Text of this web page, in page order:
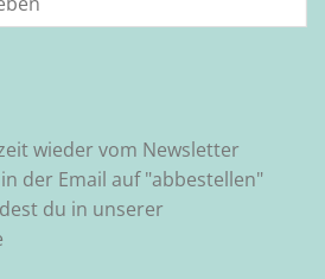
wieder vom Newsletter
der Email auf "abbestellen"
du in unserer